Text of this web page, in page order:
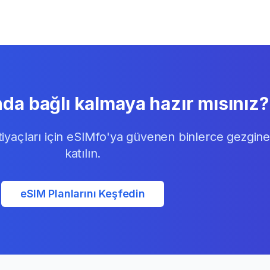
bağlı kalmaya hazır mısınız?
için eSIMfo'ya güvenen binlerce gezgine
katılın.
eSIM Planlarını Keşfedin